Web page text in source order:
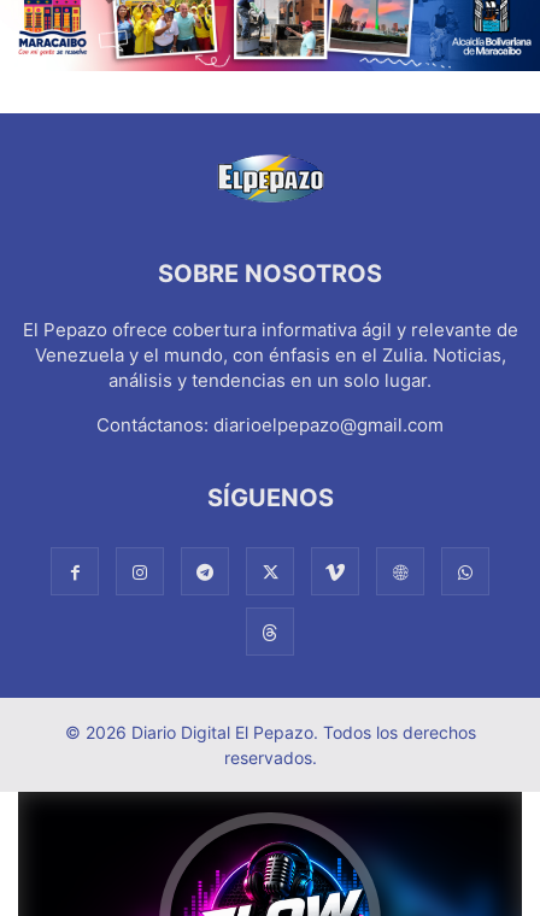
SOBRE NOSOTROS
El Pepazo ofrece cobertura informativa ágil y relevante de
Venezuela y el mundo, con énfasis en el Zulia. Noticias,
análisis y tendencias en un solo lugar.
Contáctanos: diarioelpepazo@gmail.com
SÍGUENOS
© 2026 Diario Digital El Pepazo. Todos los derechos
reservados.